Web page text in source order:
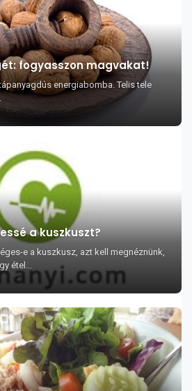
fogyasszon magvakat!
energiabomba. Telis tele
a kuszkuszt?
e a kuszkusz, azt kell megnéznünk,
étel...